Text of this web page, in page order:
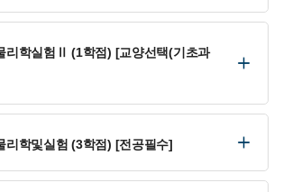
리학실험Ⅱ (1학점) [교양선택(기초과
리학및실험 (3학점) [전공필수]